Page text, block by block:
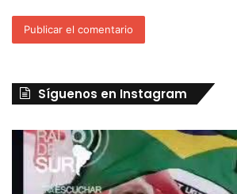
Síguenos en Instagram